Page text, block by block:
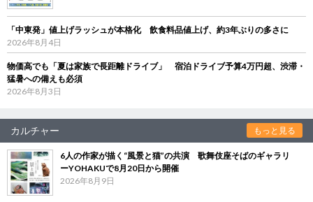
「中東発」値上げラッシュが本格化 飲食料品値上げ、約3年ぶりの多さに
2026年8月4日
物価高でも「夏は家族で長距離ドライブ」 宿泊ドライブ予算4万円超、渋滞・
猛暑への備えも必須
2026年8月3日
カルチャー もっと見る
6人の作家が描く“風景と猫”の共演 歌舞伎座そばのギャラリ
ーYOHAKUで8月20日から開催
2026年8月9日